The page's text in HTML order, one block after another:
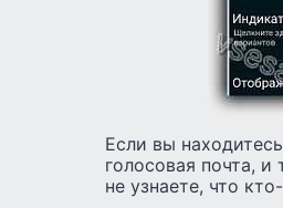
Если вы
голосовая почта,
не узнаете, что